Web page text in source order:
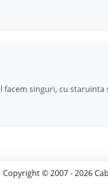
singuri, cu staruinta
Copyright © 2007 - 2026